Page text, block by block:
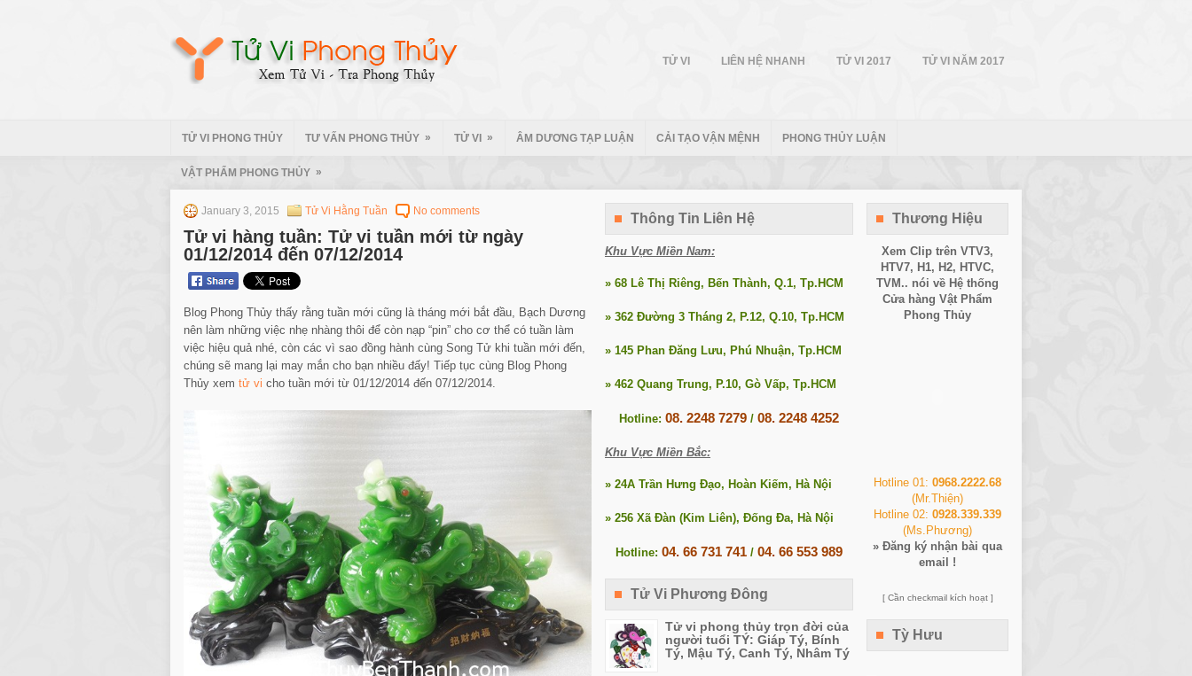
TỬ VI LIÊN HỆ NHANH TỬ VI 2017 TỬ VI NĂM 2017
TỬ VI PHONG THỦY TƯ VẤN PHONG THỦY » TỬ VI » ÂM DƯƠNG TẠP LUẬN CẢI TẠO VẬN MỆNH PHONG THỦY LUẬN
VẬT PHẨM PHONG THỦY »
January 3, 2015 Tử Vi Hằng Tuần No comments
Tử vi hàng tuần: Tử vi tuần mới từ ngày
01/12/2014 đến 07/12/2014
Blog Phong Thủy thấy rằng tuần mới cũng là tháng mới bắt đầu, Bạch Dương
nên làm những việc nhẹ nhàng thôi để còn nạp “pin” cho cơ thể có tuần làm
việc hiệu quả nhé, còn các vì sao đồng hành cùng Song Tử khi tuần mới đến,
chúng sẽ mang lại may mắn cho bạn nhiều đấy! Tiếp tục cùng Blog Phong
Thủy xem tử vi cho tuần mới từ 01/12/2014 đến 07/12/2014.
Thông Tin Liên Hệ
Khu Vực Miền Nam:
» 68 Lê Thị Riêng, Bến Thành, Q.1, Tp.HCM
» 362 Đường 3 Tháng 2, P.12, Q.10, Tp.HCM
» 145 Phan Đăng Lưu, Phú Nhuận, Tp.HCM
» 462 Quang Trung, P.10, Gò Vấp, Tp.HCM
Hotline: 08. 2248 7279 / 08. 2248 4252
Khu Vực Miền Bắc:
» 24A Trần Hưng Đạo, Hoàn Kiếm, Hà Nội
» 256 Xã Đàn (Kim Liên), Đống Đa, Hà Nội
Hotline: 04. 66 731 741 / 04. 66 553 989
Tử Vi Phương Đông
Tử vi phong thủy trọn đời của
người tuổi TÝ: Giáp Tý, Bính
Tý, Mậu Tý, Canh Tý, Nhâm Tý
Thương Hiệu
Xem Clip trên VTV3,
HTV7, H1, H2, HTVC,
TVM.. nói về Hệ thống
Cửa hàng Vật Phẩm
Phong Thủy
Hotline 01: 0968.2222.68
(Mr.Thiện)
Hotline 02: 0928.339.339
(Ms.Phương)
» Đăng ký nhận bài qua
email !
[ Cần checkmail kích hoạt ]
Tỳ Hưu